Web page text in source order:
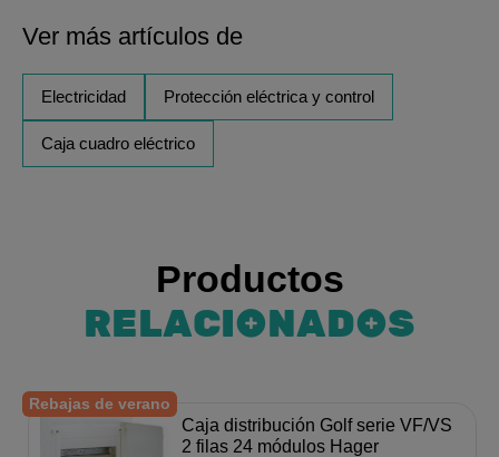
Ver más artículos de
Electricidad Protección eléctrica y control
Caja cuadro eléctrico
Productos
RELACIONADOS
Rebajas de verano
Caja distribución Golf serie VF/VS
2 filas 24 módulos Hager